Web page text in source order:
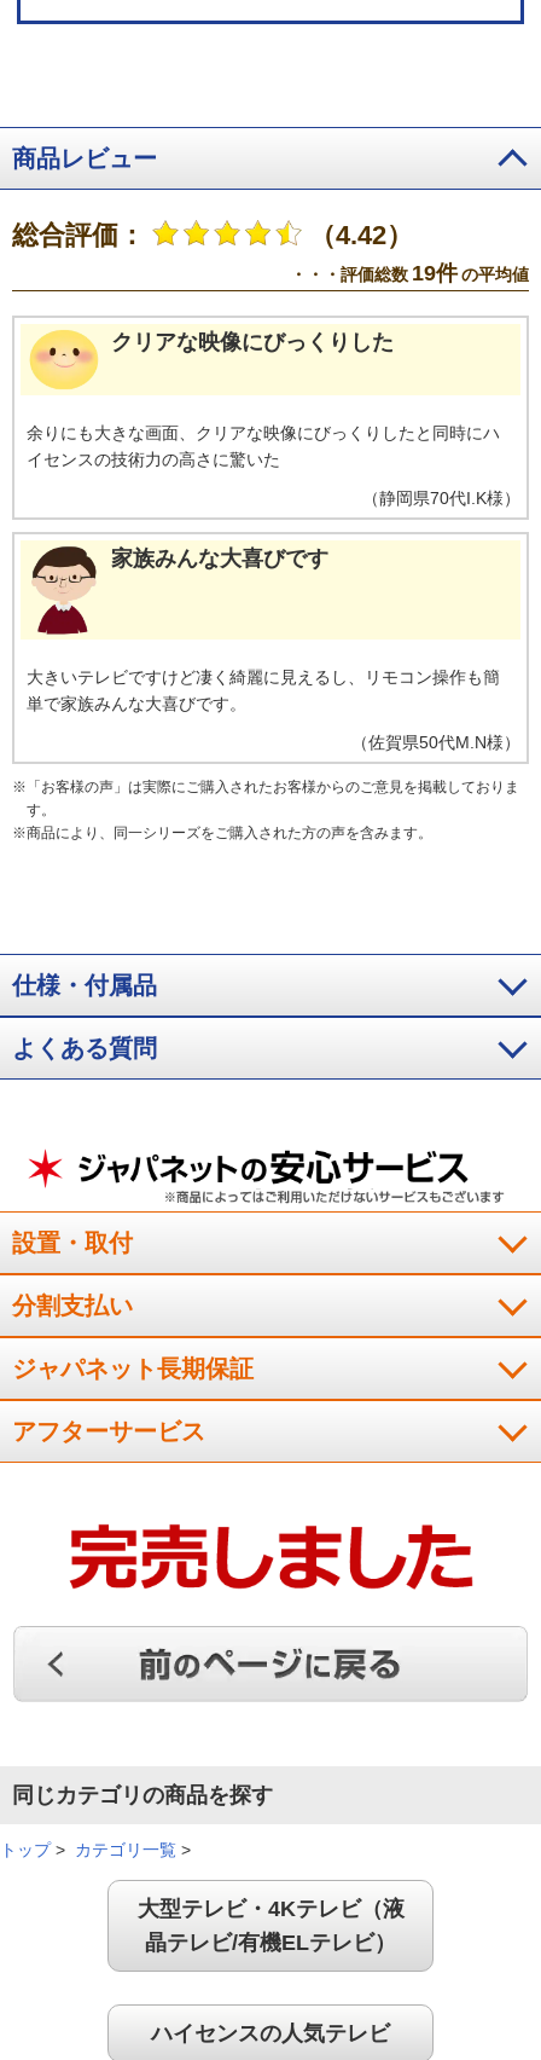
商品レビュー
総合評価： （4.42）
・・・評価総数 19件の平均値
クリアな映像にびっくりした
余りにも大きな画面、クリアな映像にびっくりしたと同時にハ
イセンスの技術力の高さに驚いた
（静岡県70代I.K様）
家族みんな大喜びです
大きいテレビですけど凄く綺麗に見えるし、リモコン操作も簡
単で家族みんな大喜びです。
（佐賀県50代M.N様）
※ 「お客様の声」は実際にご購入されたお客様からのご意見を掲載しておりま
す。
※商品により、同一シリーズをご購入された方の声を含みます。
仕様・付属品
よくある質問
設置・取付
分割支払い
ジャパネット長期保証
アフターサービス
同じカテゴリの商品を探す
トップ> カテゴリ一覧 >
大型テレビ・4Kテレビ（液
晶テレビ/有機ELテレビ）
ハイセンスの人気テレビ